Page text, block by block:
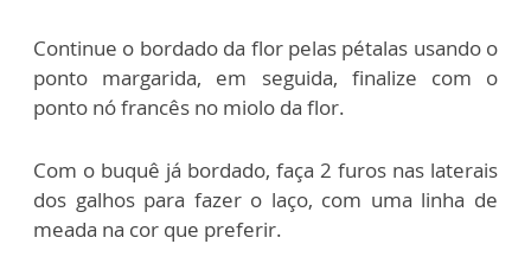
Continue o bordado da flor pelas pétalas usando o
ponto margarida, em seguida, finalize com o
ponto nó francês no miolo da flor.
Com o buquê já bordado, faça 2 furos nas laterais
dos galhos para fazer o laço, com uma linha de
meada na cor que preferir.